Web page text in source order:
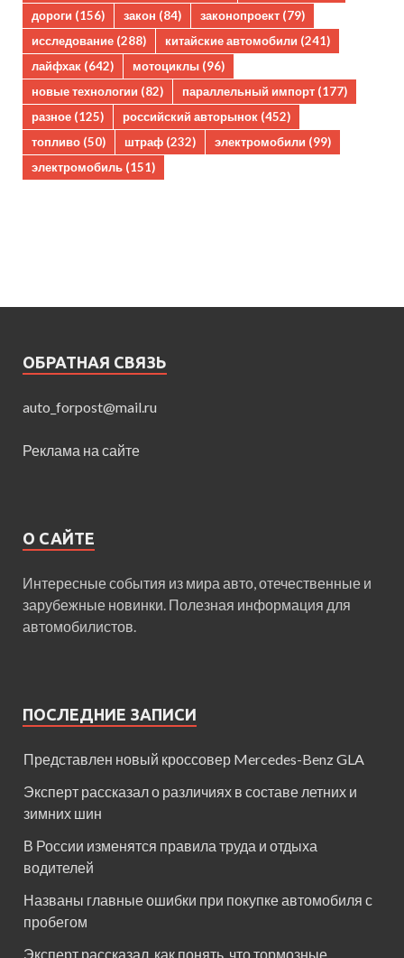
дороги (156) закон (84) законопроект (79)
исследование (288) китайские автомобили (241)
лайфхак (642) мотоциклы (96)
новые технологии (82) параллельный импорт (177)
разное (125) российский авторынок (452)
топливо (50) штраф (232) электромобили (99)
электромобиль (151)
ОБРАТНАЯ СВЯЗЬ
auto_forpost@mail.ru
Реклама на сайте
О САЙТЕ
Интересные события из мира авто, отечественные и
зарубежные новинки. Полезная информация для
автомобилистов.
ПОСЛЕДНИЕ ЗАПИСИ
Представлен новый кроссовер Mercedes-Benz GLA
Эксперт рассказал о различиях в составе летних и
зимних шин
В России изменятся правила труда и отдыха
водителей
Названы главные ошибки при покупке автомобиля с
пробегом
Эксперт рассказал, как понять, что тормозные